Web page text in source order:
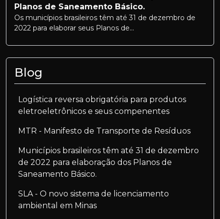
Planos de Saneamento Básico.
Os municípios brasileiros têm até 31 de dezembro de
2022 para elaborar seus Planos de...
Blog
Logística reversa obrigatória para produtos
eletroeletrônicos e seus compenentes
MTR - Manifesto de Transporte de Resíduos
Municípios brasileiros têm até 31 de dezembro
de 2022 para elaboração dos Planos de
Saneamento Básico.
SLA - O novo sistema de licenciamento
ambiental em Minas